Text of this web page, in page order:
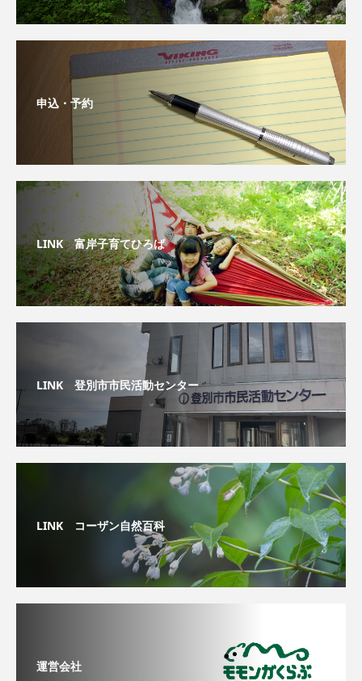
申込・予約
LINK 富岸子育てひろば
LINK 登別市市民活動センター
LINK コーザン自然百科
運営会社